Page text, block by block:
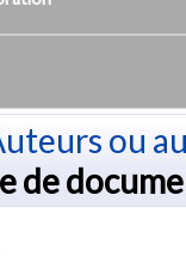
ou
de